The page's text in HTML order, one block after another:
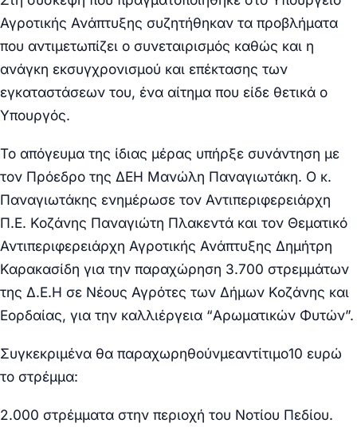
Αγροτικής Ανάπτυξης συζητήθηκαν τα προβλήματα
που αντιμετωπίζει ο συνεταιρισμός καθώς και η
ανάγκη εκσυγχρονισμού και επέκτασης των
εγκαταστάσεων του, ένα αίτημα που είδε θετικά ο
Υπουργός.
Το απόγευμα της ίδιας μέρας υπήρξε συνάντηση με
τον Πρόεδρο της ΔΕΗ Μανώλη Παναγιωτάκη. Ο κ.
Παναγιωτάκης ενημέρωσε τον Αντιπεριφερειάρχη
Π.Ε. Κοζάνης Παναγιώτη Πλακεντά και τον Θεματικό
Αντιπεριφερειάρχη Αγροτικής Ανάπτυξης Δημήτρη
Καρακασίδη για την παραχώρηση 3.700 στρεμμάτων
της Δ.Ε.Η σε Νέους Αγρότες των Δήμων Κοζάνης και
Εορδαίας, για την καλλιέργεια “Αρωματικών Φυτών”.
Συγκεκριμένα θα παραχωρηθούνμεαντίτιμο10 ευρώ
το στρέμμα:
2.000 στρέμματα στην περιοχή του Νοτίου Πεδίου.